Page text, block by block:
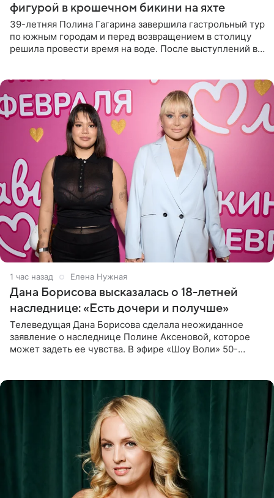
фигурой в крошечном бикини на яхте
39-летняя Полина Гагарина завершила гастрольный тур
по южным городам и перед возвращением в столицу
решила провести время на воде. После выступлений в
1 час назад Елена Нужная
Дана Борисова высказалась о 18-летней
наследнице: «Есть дочери и получше»
Телеведущая Дана Борисова сделала неожиданное
заявление о наследнице Полине Аксеновой, которое
может задеть ее чувства. В эфире «Шоу Воли» 50-